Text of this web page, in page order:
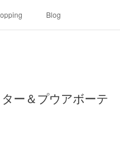
Blog
ー＆プウアボーテ